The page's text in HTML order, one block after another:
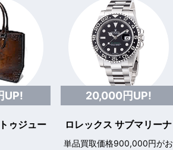
UP!
ゥジュー
20,000円UP!
ロレックス サブマリーナ
単品買取価格900,000円がお